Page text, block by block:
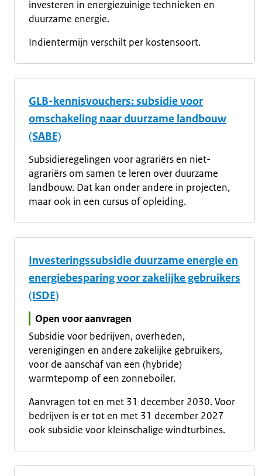
investeren in energiezuinige technieken en
duurzame energie.
Indientermijn verschilt per kostensoort.
GLB-kennisvouchers: subsidie voor
omschakeling naar duurzame landbouw
(SABE)
Subsidieregelingen voor agrariërs en niet-
agrariërs om samen te leren over duurzame
landbouw. Dat kan onder andere in projecten,
maar ook in een cursus of opleiding.
Investeringssubsidie duurzame energie en
energiebesparing voor zakelijke gebruikers
(ISDE)
Open voor aanvragen
Subsidie voor bedrijven, overheden,
verenigingen en andere zakelijke gebruikers,
voor de aanschaf van een (hybride)
warmtepomp of een zonneboiler.
Aanvragen tot en met 31 december 2030. Voor
bedrijven is er tot en met 31 december 2027
ook subsidie voor kleinschalige windturbines.